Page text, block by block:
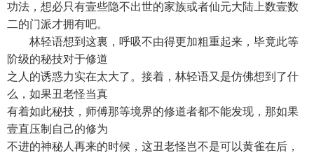
功法，想必只有壹些隐不出世的家族或者仙元大陆上数壹数
二的门派才拥有吧。
林轻语想到这裏，呼吸不由得更加粗重起来，毕竟此等
阶级的秘技对于修道
之人的诱惑力实在太大了。接着，林轻语又是仿佛想到了什
么，如果丑老怪当真
有着如此秘技，师傅那等境界的修道者都不能发现，那如果
壹直压制自己的修为
不进的神秘人再来的时候，这丑老怪岂不是可以黄雀在后，